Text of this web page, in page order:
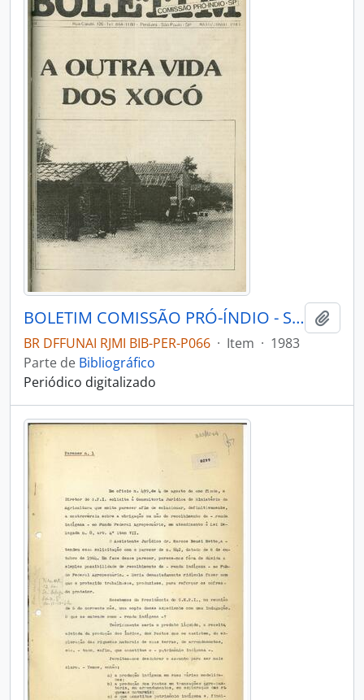
BOLETIM COMISSÃO PRÓ-ÍNDIO - SÃO PAULO COMISSÃO PRÓ-ÍNDIO - 1983 - Nº14
BR DFFUNAI RJMI BIB-PER-P066 · Item · 1983
Parte de Bibliográfico
Periódico digitalizado